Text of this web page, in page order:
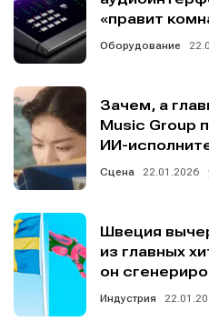
«правит
Оборудование
Зачем, а
Music Group
ИИ-
Сцена 22.01.2026
Швеция
из главных
он
Индустрия